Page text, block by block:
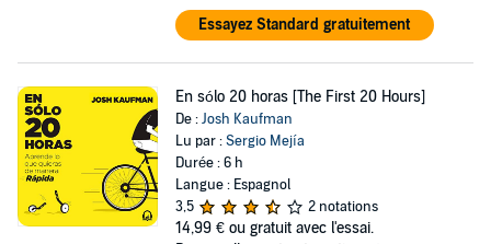
Essayez Standard gratuitement
En sólo 20 horas [The First 20 Hours]
De :Josh Kaufman
Lu par :Sergio Mejía
Durée : 6 h
Langue : Espagnol
3,5
2 notations
14,99 € ou gratuit avec l'essai.